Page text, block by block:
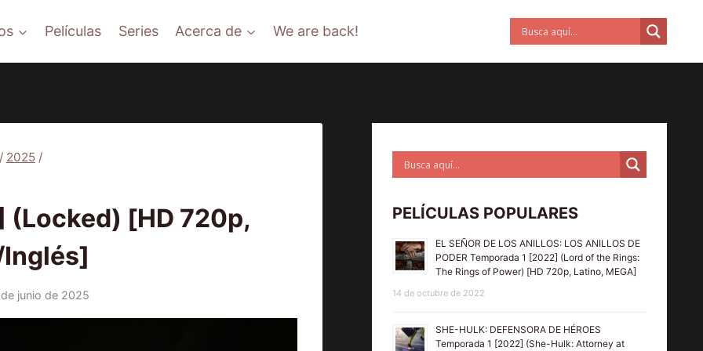
Películas Series Acerca de We are back!
/ 2025 /
(Locked) [HD 720p,
junio de 2025
PELÍCULAS POPULARES
EL SEÑOR DE LOS ANILLOS: LOS ANILLOS DE
PODER Temporada 1 [2022] (Lord of the Rings:
The Rings of Power) [HD 720p, Latino, MEGA]
14 de octubre de 2022
SHE-HULK: DEFENSORA DE HÉROES
Temporada 1 [2022] (She-Hulk: Attorney at